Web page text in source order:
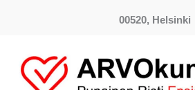
00520, Helsinki